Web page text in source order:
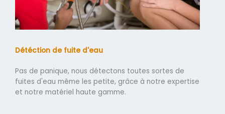
Détéction de fuite d'eau
Pas de panique, nous détectons toutes sortes de
fuites d'eau même les petite, grâce à notre expertise
et notre matériel haute gamme.